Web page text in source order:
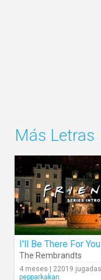
Más Letras
I'll Be There For You
The Rembrandts
4 meses | 22019 jugadas
pepparkakan.